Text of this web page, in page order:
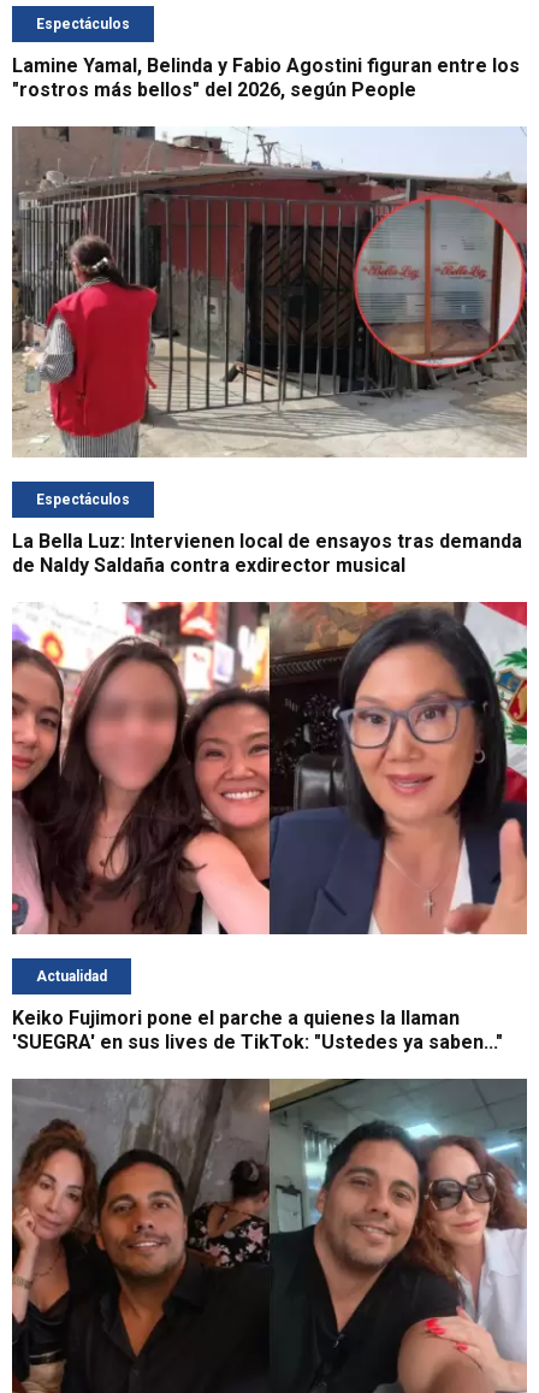
Espectáculos
Lamine Yamal, Belinda y Fabio Agostini figuran entre los
"rostros más bellos" del 2026, según People
Espectáculos
La Bella Luz: Intervienen local de ensayos tras demanda
de Naldy Saldaña contra exdirector musical
Actualidad
Keiko Fujimori pone el parche a quienes la llaman
'SUEGRA' en sus lives de TikTok: "Ustedes ya saben..."